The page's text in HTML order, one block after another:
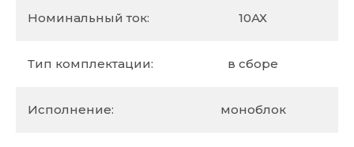
Номинальный ток: 10АХ
Тип комплектации: в сборе
Исполнение: моноблок